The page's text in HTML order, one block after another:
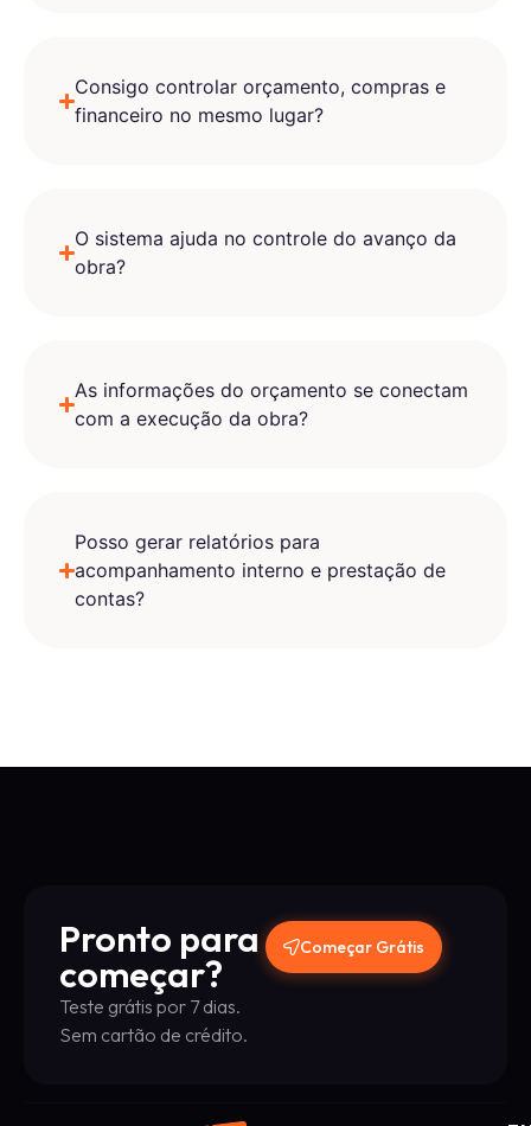
Consigo controlar orçamento, compras e
financeiro no mesmo lugar?
O sistema ajuda no controle do avanço da
obra?
As informações do orçamento se conectam
com a execução da obra?
Posso gerar relatórios para
acompanhamento interno e prestação de
contas?
Pronto para
começar?
Teste grátis por 7 dias.
Sem cartão de crédito.
Começar Grátis